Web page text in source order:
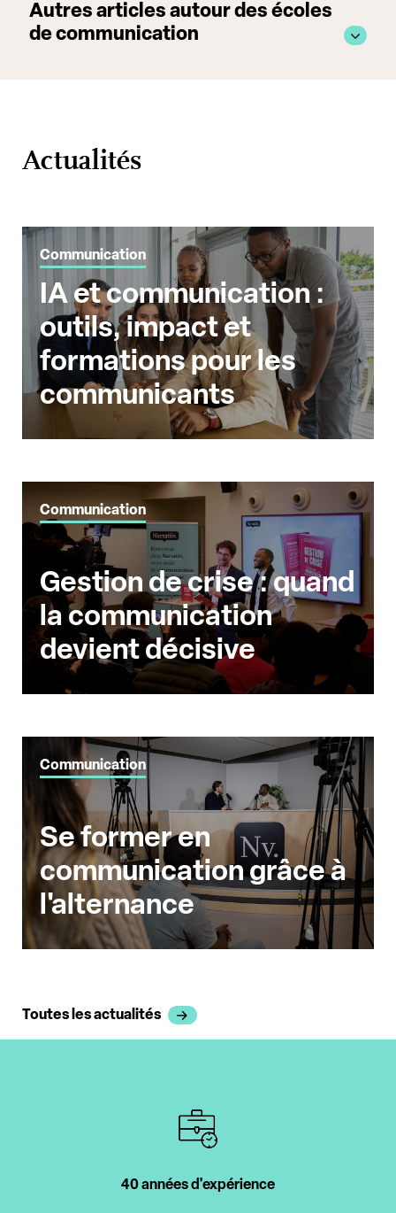
Autres articles autour des écoles
de communication
Actualités
Communication
IA et communication :
outils, impact et
formations pour les
communicants
Communication
Gestion de crise : quand
la communication
devient décisive
Communication
Se former en
communication grâce à
l'alternance
Toutes les actualités
40 années d'expérience